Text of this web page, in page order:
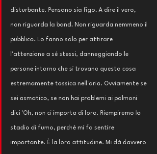
disturbante. Pensano sia figo. A dire il vero,
non riguarda la band. Non riguarda nemmeno il
pubblico. Lo fanno solo per attirare
l'attenzione a sé stessi, danneggiando le
persone intorno che si trovano questa cosa
estremamente tossica nell'aria. Ovviamente se
sei asmatico, se non hai problemi ai polmoni
dici 'Oh, non ci importa di loro. Riempiremo lo
stadio di fumo, perché mi fa sentire
importante. È la loro attitudine. Mi dà davvero